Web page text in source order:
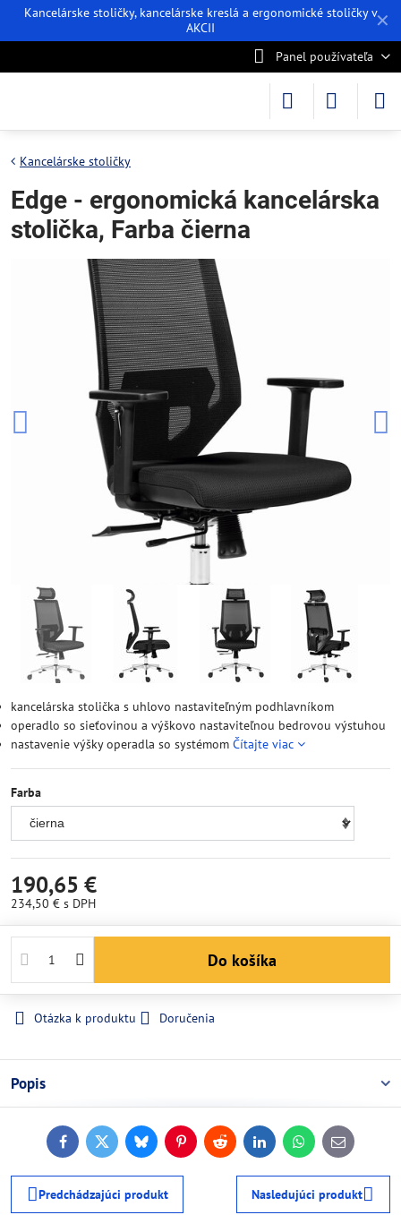
✕
Kancelárske stoličky, kancelárske kreslá a ergonomické stoličky v
AKCII
Panel používateľa
Kancelárske stoličky
Edge - ergonomická kancelárska
stolička, Farba čierna
kancelárska stolička s uhlovo nastaviteľným podhlavníkom
operadlo so sieťovinou a výškovo nastaviteľnou bedrovou výstuhou
nastavenie výšky operadla so systémom Čítajte viac
Farba
190,65 €
234,50 € s DPH
Do košíka
Otázka k produktu Doručenia
Popis
FacebookTwitterBlueskyPinterestReddit LinkedInWhatsApp
E-
mail
Predchádzajúci produkt Nasledujúci produkt